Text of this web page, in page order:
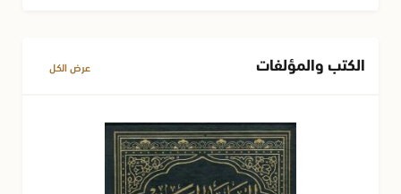
الكتب والمؤلفات عرض الكل